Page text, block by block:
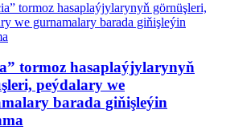
tormoz hasaplaýjylarynyň
peýdalary we
barada giňişleýin